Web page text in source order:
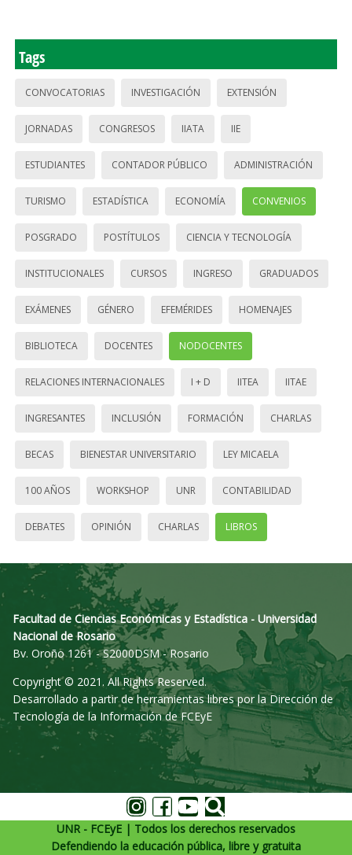
Tags
CONVOCATORIAS INVESTIGACIÓN EXTENSIÓN
JORNADAS CONGRESOS IIATA IIE
ESTUDIANTES CONTADOR PÚBLICO ADMINISTRACIÓN
TURISMO ESTADÍSTICA ECONOMÍA CONVENIOS
POSGRADO POSTÍTULOS CIENCIA Y TECNOLOGÍA
INSTITUCIONALES CURSOS INGRESO GRADUADOS
EXÁMENES GÉNERO EFEMÉRIDES HOMENAJES
BIBLIOTECA DOCENTES NODOCENTES
RELACIONES INTERNACIONALES I + D IITEA IITAE
INGRESANTES INCLUSIÓN FORMACIÓN CHARLAS
BECAS BIENESTAR UNIVERSITARIO LEY MICAELA
100 AÑOS WORKSHOP UNR CONTABILIDAD
DEBATES OPINIÓN CHARLAS LIBROS
Facultad de Ciencias Económicas y Estadística - Universidad
Nacional de Rosario
Bv. Oroño 1261 - S2000DSM - Rosario
Copyright © 2021. All Rights Reserved.
Desarrollado a partir de herramientas libres por la Dirección de
Tecnología de la Información de FCEyE
UNR - FCEyE | Todos los derechos reservados
Defendiendo la educación pública, libre y gratuita